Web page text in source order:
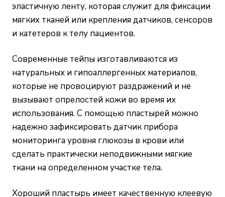
эластичную ленту, которая служит для фиксации
мягких тканей или крепления датчиков, сенсоров
и катетеров к телу пациентов.
Современные тейпы изготавливаются из
натуральных и гипоаллергенных материалов,
которые не провоцируют раздражений и не
вызывают опрелостей кожи во время их
использования. С помощью пластырей можно
надежно зафиксировать датчик прибора
мониторинга уровня глюкозы в крови или
сделать практически неподвижными мягкие
ткани на определенном участке тела.
Хороший пластырь имеет качественную клеевую